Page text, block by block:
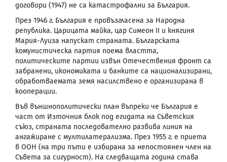
договори (1947) не са катастрофални за България.
През 1946 г. България е провъзгласена за Народна
република. Царицата майка, цар Симеон ІІ и княгиня
Мария-Луиза напускат страната. Българската
комунистическа партия поема властта,
политическите партии извън Отечествения фронт са
забранени, икономиката и банките са национализирани,
обработваемата земя насилствено е организирана в
кооперации.
Във външнополитически план въпреки че България е
част от Източния блок под егидата на Съветския
съюз, страната последователно развива линия на
ангажиране с мултилатерализма. През 1955 г. е приета
в ООН (на три пъти е избирана за непостоянен член на
Съвета за сигурност). На следващата година става